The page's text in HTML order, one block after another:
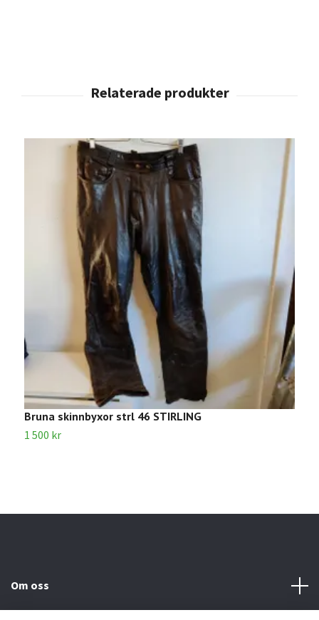
Bruna skinnbyxor strl 46 STIRLING
1 500 kr
Om oss